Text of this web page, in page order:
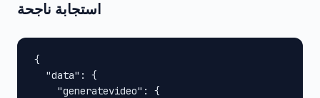
استجابة ناجحة
{
  "data": {
    "generatevideo": {